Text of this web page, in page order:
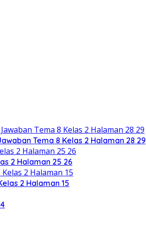
Tema 8 Kelas 2 Halaman 28 29
2 Halaman 25 26
2 Halaman 15